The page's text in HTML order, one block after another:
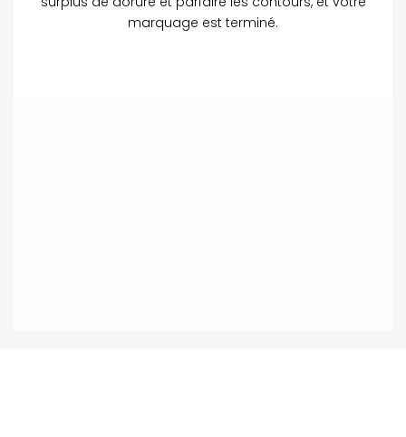
marquage est terminé.